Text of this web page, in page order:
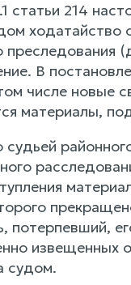
статьи 214
ходатайство
В
числе
материалы,
потерпевший,
извещенных
судом.